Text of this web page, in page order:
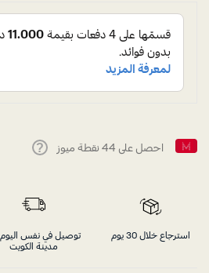
احصل على 44 نقطة ميوز
استرجاع خلال 30 يوم
توصيل في نفس
مدينة الكويت